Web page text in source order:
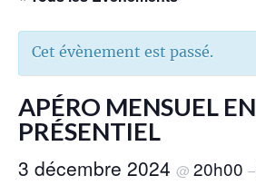
Cet évènement est passé.
APÉRO MENSUEL EN
PRÉSENTIEL
3 décembre 2024 @ 20h00 –